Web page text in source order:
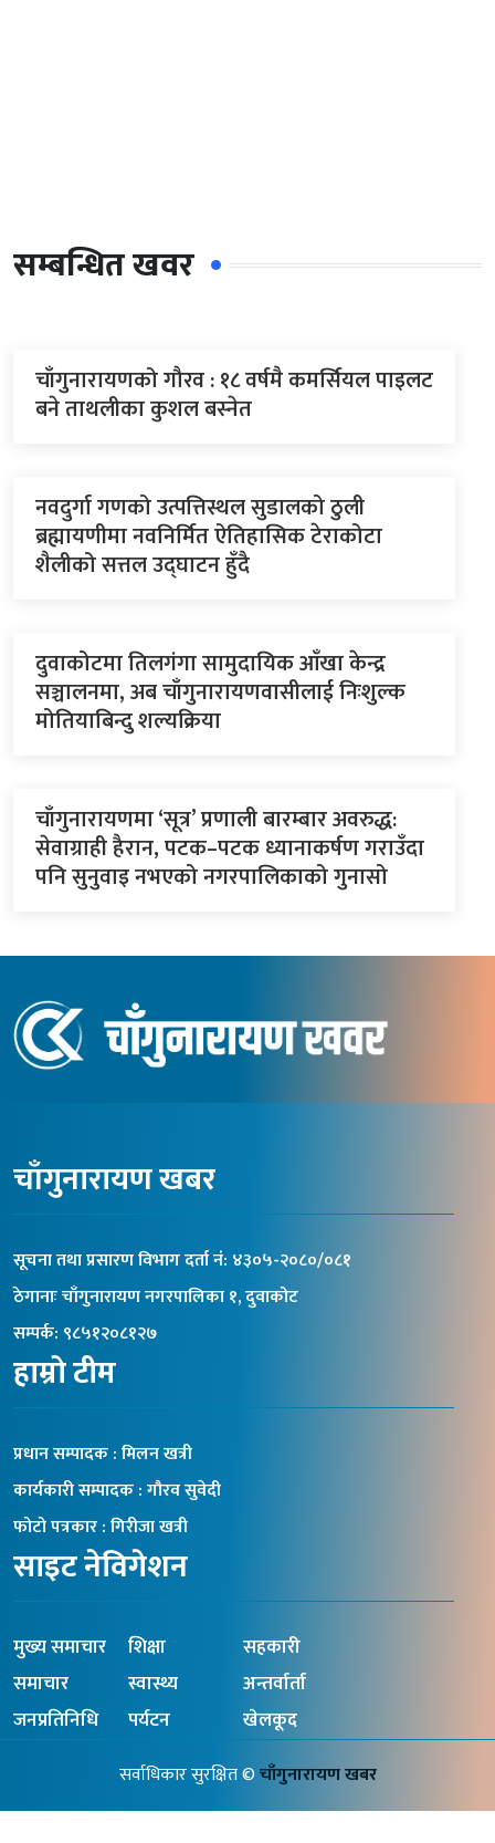
सम्बन्धित खवर
चाँगुनारायणको गौरव : १८ वर्षमै कमर्सियल पाइलट
बने ताथलीका कुशल बस्नेत
नवदुर्गा गणको उत्पत्तिस्थल सुडालको ठुली
ब्रह्मायणीमा नवनिर्मित ऐतिहासिक टेराकोटा
शैलीको सत्तल उद्घाटन हुँदै
दुवाकोटमा तिलगंगा सामुदायिक आँखा केन्द्र
सञ्चालनमा, अब चाँगुनारायणवासीलाई निःशुल्क
मोतियाबिन्दु शल्यक्रिया
चाँगुनारायणमा ‘सूत्र’ प्रणाली बारम्बार अवरुद्ध:
सेवाग्राही हैरान, पटक–पटक ध्यानाकर्षण गराउँदा
पनि सुनुवाइ नभएको नगरपालिकाको गुनासो
चाँगुनारायण खबर
सूचना तथा प्रसारण विभाग दर्ता नंं: ४३०५-२०८०/०८१
ठेगानाः चाँगुनारायण नगरपालिका १, दुवाकोट
सम्पर्क: ९८५१२०८१२७
हाम्रो टीम
प्रधान सम्पादक : मिलन खत्री
कार्यकारी सम्पादक : गौरव सुवेदी
फोटो पत्रकार : गिरीजा खत्री
साइट नेविगेशन
मुख्य समाचार
समाचार
जनप्रतिनिधि
शिक्षा
स्वास्थ्य
पर्यटन
सहकारी
अन्तर्वार्ता
खेलकूद
सर्वाधिकार सुरक्षित ©चाँगुनारायण खबर